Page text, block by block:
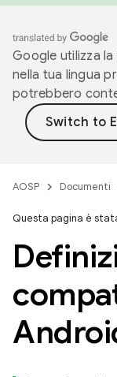
Google utilizza
nella tua lingua
potrebbero
AOSP Documenti
Questa pagina è